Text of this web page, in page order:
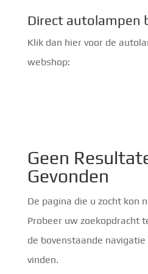
Direct autolampen
Klik dan hier voor de
webshop:
Geen
Gevonden
De pagina die u zocht kon
Probeer uw zoekopdracht
de bovenstaande
vinden.